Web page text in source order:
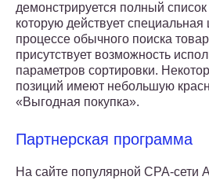
демонстрируется полный
которую действует специальная
процессе обычного поиска
присутствует возможность
параметров сортировки.
позиций имеют небольшую
«Выгодная покупка».
Партнерская программа
На сайте популярной CPA-сети